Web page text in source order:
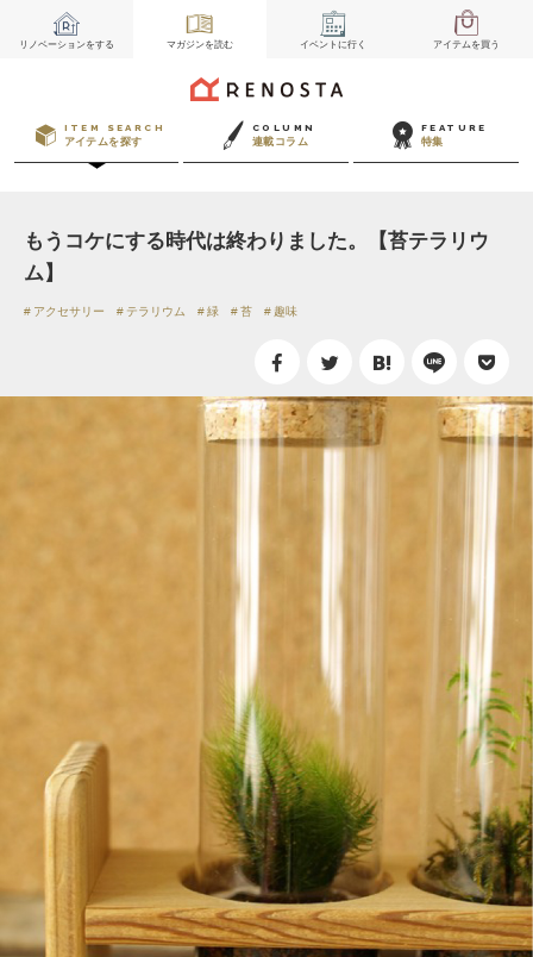
リノベーションをする マガジンを読む イベント に行く アイテムを買う
ITEM SEARCH
アイテムを探す
COLUMN
連載コラム
FEATURE
特集
もうコケにする時代は終わりました。【苔テラリウ
ム】
アクセサリー テラリウム 緑 苔 趣味